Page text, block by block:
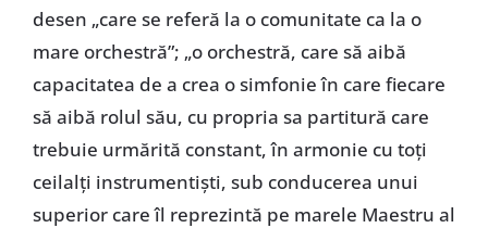
desen „care se referă la o comunitate ca la o
mare orchestră”; „o orchestră, care să aibă
capacitatea de a crea o simfonie în care fiecare
să aibă rolul său, cu propria sa partitură care
trebuie urmărită constant, în armonie cu toți
ceilalți instrumentiști, sub conducerea unui
superior care îl reprezintă pe marele Maestru al